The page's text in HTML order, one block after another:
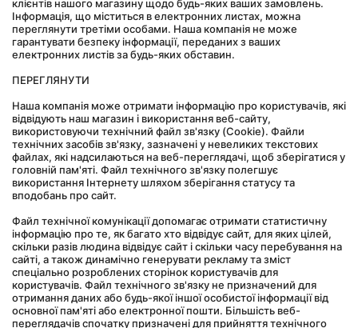
клієнтів нашого магазину щодо будь-яких ваших замовлень.
Інформація, що міститься в електронних листах, можна
переглянути третіми особами. Наша компанія не може
гарантувати безпеку інформації, переданих з ваших
електронних листів за будь-яких обставин.
ПЕРЕГЛЯНУТИ
Наша компанія може отримати інформацію про користувачів, які
відвідують наш магазин і використання веб-сайту,
використовуючи технічний файл зв'язку (Cookie). Файли
технічних засобів зв'язку, зазначені у невеликих текстових
файлах, які надсилаються на веб-переглядачі, щоб зберігатися у
головній пам'яті. Файл технічного зв'язку полегшує
використання Інтернету шляхом зберігання статусу та
вподобань про сайт.
Файл технічної комунікації допомагає отримати статистичну
інформацію про те, як багато хто відвідує сайт, для яких цілей,
скільки разів людина відвідує сайт і скільки часу перебування на
сайті, а також динамічно генерувати рекламу та зміст
спеціально розроблених сторінок користувачів для
користувачів. Файл технічного зв'язку не призначений для
отримання даних або будь-якої іншої особистої інформації від
основної пам'яті або електронної пошти. Більшість веб-
переглядачів спочатку призначені для прийняття технічного